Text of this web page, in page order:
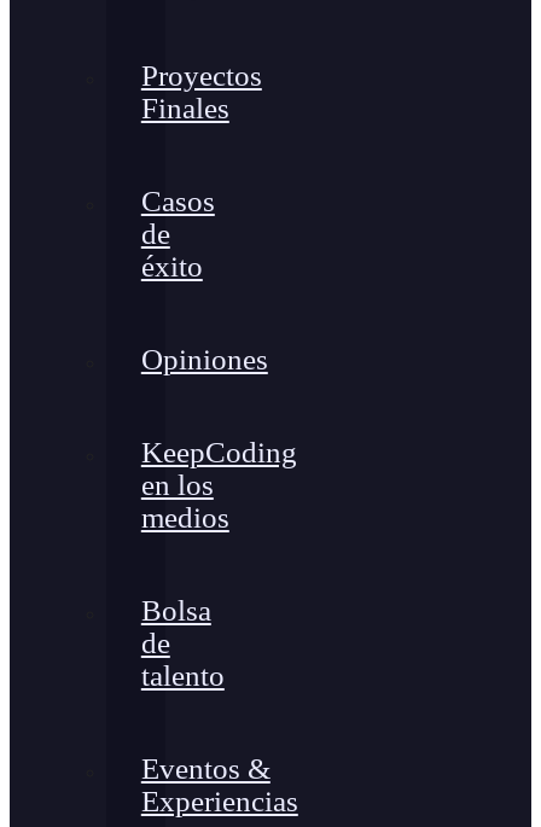
Proyectos
Finales
Casos
de
éxito
Opiniones
KeepCoding
en los
medios
Bolsa
de
talento
Eventos &
Experiencias